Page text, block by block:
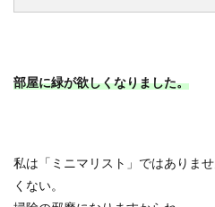
部屋に緑が欲しくなりました。
私は「ミニマリスト」ではありま
くない。